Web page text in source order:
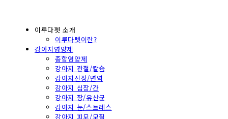
이루다펫 소개
이루다펫이란?
강아지영양제
종합영양제
강아지 관절/칼슘
강아지신장/면역
강아지 심장/간
강아지 장/유산균
강아지 눈/스트레스
강아지 피모/모질